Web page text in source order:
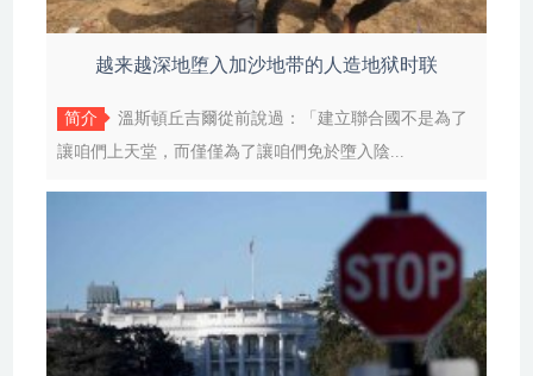
越来越深地堕入加沙地带的人造地狱时联
简介
溫斯頓丘吉爾從前說過：「建立聯合國不是為了
讓咱們上天堂，而僅僅為了讓咱們免於墮入陰...